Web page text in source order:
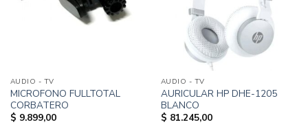
AUDIO - TV
MICROFONO FULLTOTAL
CORBATERO
$ 9.899,00
AUDIO - TV
AURICULAR HP DHE-1205
BLANCO
$ 81.245,00